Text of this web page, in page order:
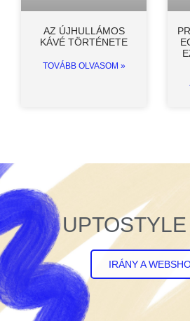
AZ ÚJHULLÁMOS
KÁVÉ TÖRTÉNETE
TOVÁBB OLVASOM »
IRÁNY A